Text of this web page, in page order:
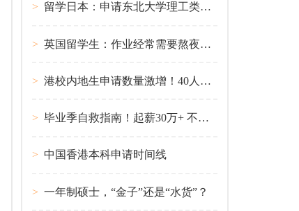
> 留学日本：申请东北大学理工类硕士课程大多要求先获得教授内诺
> 英国留学生：作业经常需要熬夜完成
> 港校内地生申请数量激增！40人抢1学位？
> 毕业季自救指南！起薪30万+ 不愧是00后都偏爱的留学国家TOP1
> 中国香港本科申请时间线
> 一年制硕士，“金子”还是“水货”？